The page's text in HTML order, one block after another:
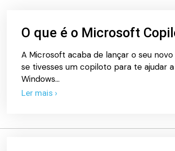
O que é o Microsoft
A Microsoft acaba de lançar o seu
se tivesses um copiloto para te ajudar
Windows…
Ler mais ›